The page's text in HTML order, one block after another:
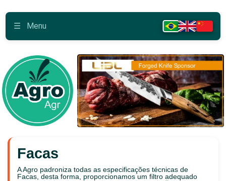
☰ Menu
Facas
A Agro padroniza todas as especificações técnicas de
Facas, desta forma, proporcionamos um filtro adequado